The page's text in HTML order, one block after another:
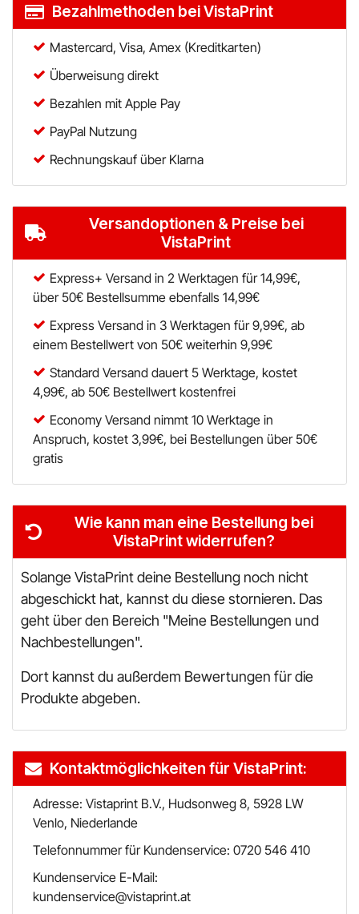
Bezahlmethoden bei VistaPrint
Mastercard, Visa, Amex (Kreditkarten)
Überweisung direkt
Bezahlen mit Apple Pay
PayPal Nutzung
Rechnungskauf über Klarna
Versandoptionen & Preise bei
VistaPrint
Express+ Versand in 2 Werktagen für 14,99€,
über 50€ Bestellsumme ebenfalls 14,99€
Express Versand in 3 Werktagen für 9,99€, ab
einem Bestellwert von 50€ weiterhin 9,99€
Standard Versand dauert 5 Werktage, kostet
4,99€, ab 50€ Bestellwert kostenfrei
Economy Versand nimmt 10 Werktage in
Anspruch, kostet 3,99€, bei Bestellungen über 50€
gratis
Wie kann man eine Bestellung bei
VistaPrint widerrufen?
Solange VistaPrint deine Bestellung noch nicht
abgeschickt hat, kannst du diese stornieren. Das
geht über den Bereich "Meine Bestellungen und
Nachbestellungen".
Dort kannst du außerdem Bewertungen für die
Produkte abgeben.
Kontaktmöglichkeiten für VistaPrint:
Adresse: Vistaprint B.V., Hudsonweg 8, 5928 LW
Venlo, Niederlande
Telefonnummer für Kundenservice: 0720 546 410
Kundenservice E-Mail:
kundenservice@vistaprint.at